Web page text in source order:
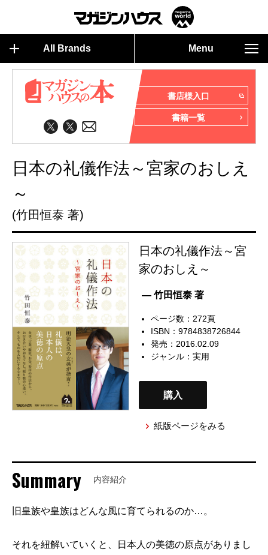
All Brands Menu
書店様入口
書籍一覧
日本の礼儀作法～宮家のおしえ
～
(竹田恒泰 著)
日本の礼儀作法～宮
家のおしえ～
— 竹田恒泰 著
ページ数：272頁
ISBN：9784838726844
発売：2016.02.09
ジャンル：実用
購入
紙版ページをみる
Summary 内容紹介
旧皇族や皇族はどんな風に育てられるのか…。
それを紐解いていくと、日本人の美徳の原点がありまし